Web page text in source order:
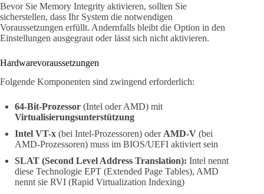
Bevor Sie Memory Integrity aktivieren, sollten Sie
sicherstellen, dass Ihr System die notwendigen
Voraussetzungen erfüllt. Andernfalls bleibt die Option in den
Einstellungen ausgegraut oder lässt sich nicht aktivieren.
Hardwarevoraussetzungen
Folgende Komponenten sind zwingend erforderlich:
64-Bit-Prozessor (Intel oder AMD) mit
Virtualisierungsunterstützung
Intel VT-x (bei Intel-Prozessoren) oder AMD-V (bei
AMD-Prozessoren) muss im BIOS/UEFI aktiviert sein
SLAT (Second Level Address Translation): Intel nennt
diese Technologie EPT (Extended Page Tables), AMD
nennt sie RVI (Rapid Virtualization Indexing)